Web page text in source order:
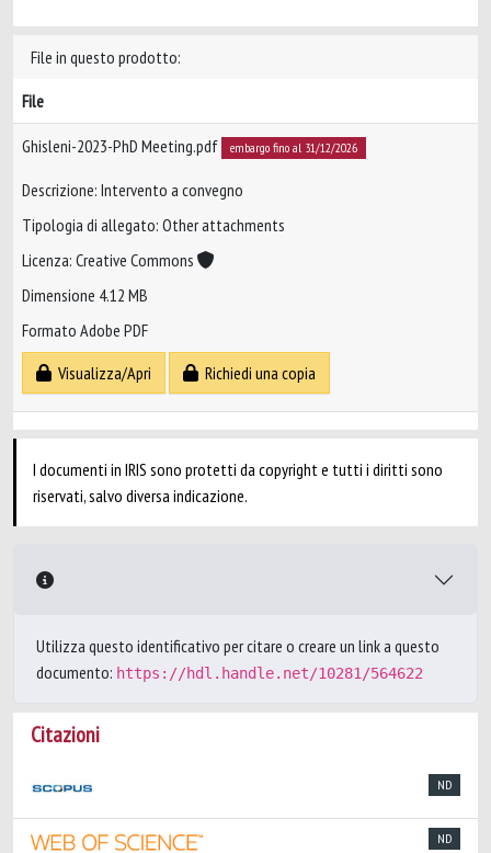
File in questo prodotto:
File
Ghisleni-2023-PhD Meeting.pdf embargo fino al 31/12/2026
Descrizione: Intervento a convegno
Tipologia di allegato: Other attachments
Licenza: Creative Commons
Dimensione 4.12 MB
Formato Adobe PDF
Visualizza/Apri
Richiedi una copia
I documenti in IRIS sono protetti da copyright e tutti i diritti sono
riservati, salvo diversa indicazione.
Utilizza questo identificativo per citare o creare un link a questo
documento: https://hdl.handle.net/10281/564622
Citazioni
ND
ND